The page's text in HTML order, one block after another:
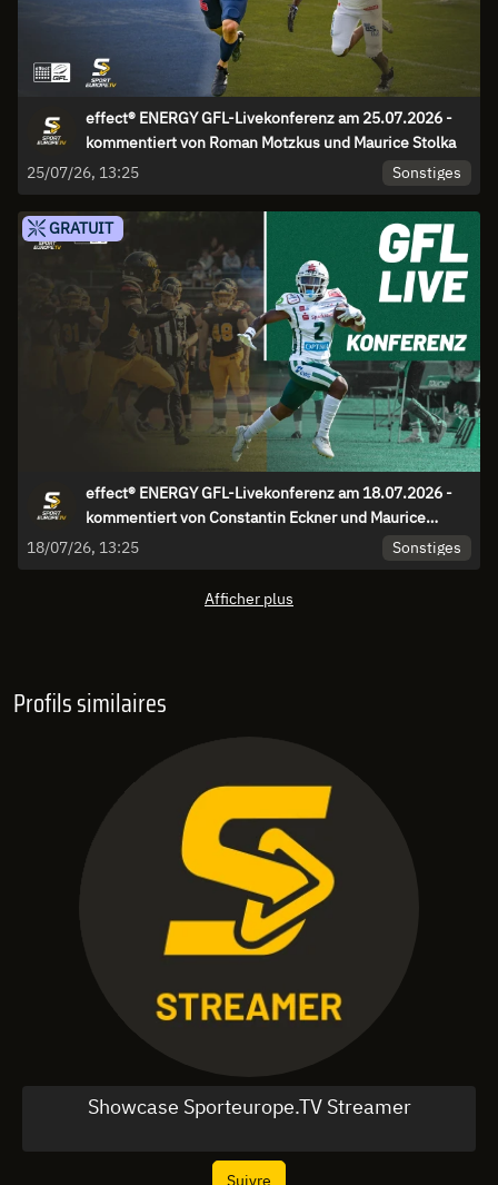
effect® ENERGY GFL-Livekonferenz am 25.07.2026 -
kommentiert von Roman Motzkus und Maurice Stolka
25/07/26, 13:25
Sonstiges
GRATUIT
effect® ENERGY GFL-Livekonferenz am 18.07.2026 -
kommentiert von Constantin Eckner und Maurice
Stolka
18/07/26, 13:25 Sonstiges
Afficher plus
Profils similaires
Showcase Sporteurope.TV Streamer
Suivre